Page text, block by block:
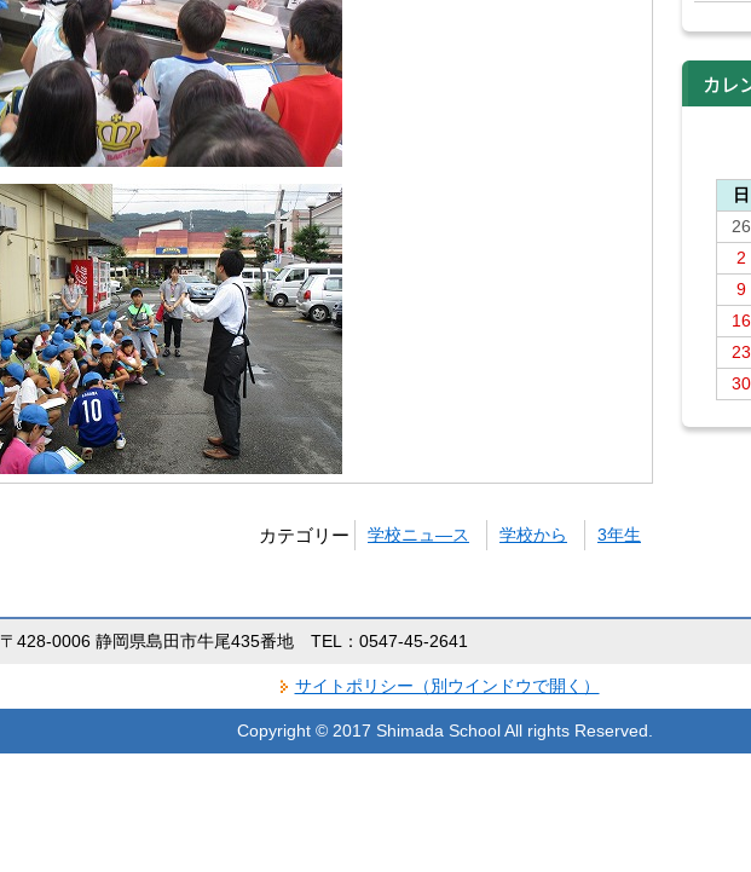
カテゴリー 学校ニュ―ス 学校から 3年生
カレ
日
26
2
9
16
23
30
〒428-0006 静岡県島田市牛尾435番地 TEL：0547-45-2641
サイトポリシー（別ウインドウで開く）
Copyright © 2017 Shimada School All rights Reserved.